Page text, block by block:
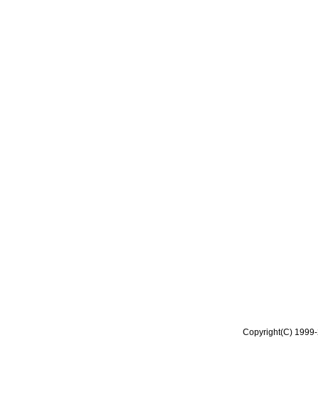
Copyright(C)